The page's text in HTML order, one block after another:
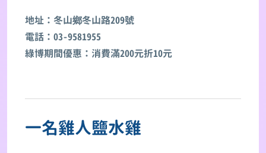
地址：冬山鄉冬山路209號
電話：03-9581955
綠博期間優惠：消費滿200元折10元
一名雞人鹽水雞